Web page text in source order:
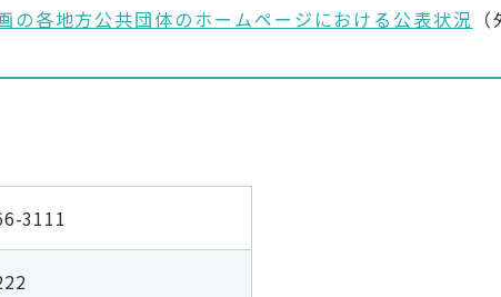
の各地方公共団体のホームページにおける公表状況
3111